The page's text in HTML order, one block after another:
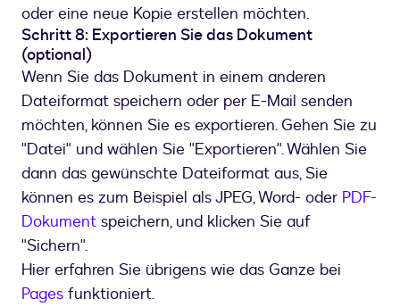
oder eine neue Kopie erstellen möchten.
Schritt 8: Exportieren Sie das Dokument
(optional)
Wenn Sie das Dokument in einem anderen
Dateiformat speichern oder per E-Mail senden
möchten, können Sie es exportieren. Gehen Sie zu
"Datei" und wählen Sie "Exportieren". Wählen Sie
dann das gewünschte Dateiformat aus, Sie
können es zum Beispiel als JPEG, Word- oder PDF-
Dokument speichern, und klicken Sie auf
"Sichern".
Hier erfahren Sie übrigens wie das Ganze bei
Pages funktioniert.